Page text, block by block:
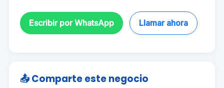
Escribir por WhatsApp Llamar ahora
📤 Comparte este negocio